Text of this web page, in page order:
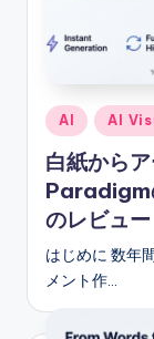
Posted
in
AI AI
白紙から
Paradigm
のレビュー
はじめに 数年
メント作…